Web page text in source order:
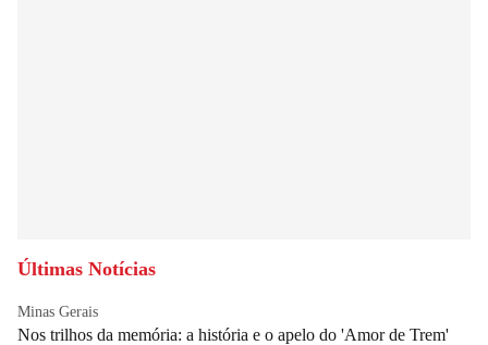
Últimas Notícias
Minas Gerais
Nos trilhos da memória: a história e o apelo do 'Amor de Trem'